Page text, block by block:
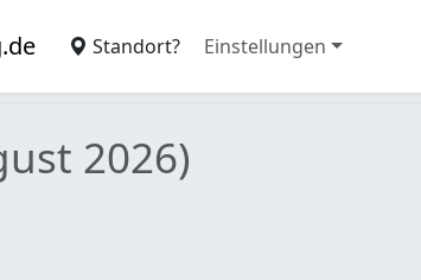
Standort? Einstellungen
2026)